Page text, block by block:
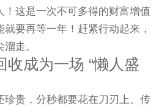
！这是一次不可多得的财富增值
要再等一年！赶紧行动起来，
走。
收成为一场 “懒人盛
珍贵，分秒都要花在刀刃上。传